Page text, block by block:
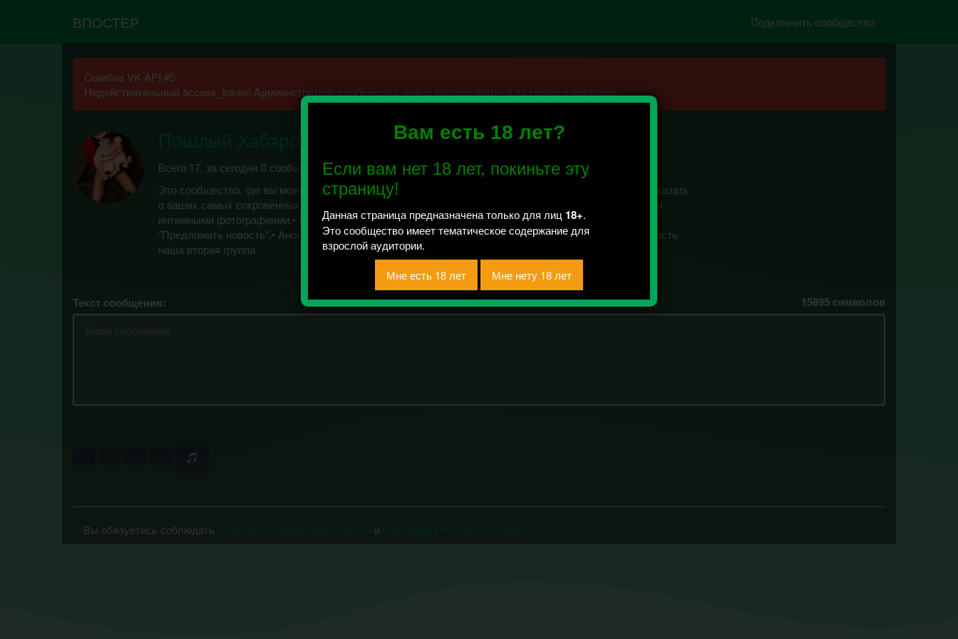
Вам есть 18 лет?
Если вам нет 18 лет, покиньте эту
страницу!
Данная страница предназначена только для лиц 18+.
Это сообщество имеет тематическое содержание для
взрослой аудитории.
ВПОСТЕР Подключить сообщество
Ошибка VK API #5
Недействительный access_token! Администратору сообщества нужно авторизоваться на сервисе повторно.
Всего 17, за сегодня 0 сообщений отправлено / Рейтинг 5
Это сообщество, где вы можете поделиться своими самыми интимными и пошлыми историями, рассказать
о ваших самых сокровенных фантазиях и сексуальных опытах. Так же вы можете поделиться своими
интимными фотографиями.• Своей историей или фотографией можно поделиться через раздел
"Предложить новость".• Анонимность гарантируется.• Не публикуем ваши члены и вагины для этого есть
наша вторая группа
Текст сообщения: 15895 символов
Вы обязуетесь соблюдать и